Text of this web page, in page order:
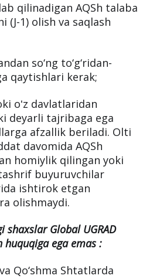
qilinadigan AQSh talaba
(J-1) olish va saqlash
so‘ng to‘g‘ridan-
qaytishlari kerak;
oʻz davlatlaridan
deyarli tajribaga ega
afzallik beriladi. Olti
davomida AQSh
homiylik qilingan yoki
buyuruvchilar
ishtirok etgan
olishmaydi.
Global UGRAD
ega emas :
Qo‘shma Shtatlarda